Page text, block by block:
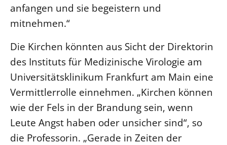
anfangen und sie begeistern und
mitnehmen.“
Die Kirchen könnten aus Sicht der Direktorin
des Instituts für Medizinische Virologie am
Universitätsklinikum Frankfurt am Main eine
Vermittlerrolle einnehmen. „Kirchen können
wie der Fels in der Brandung sein, wenn
Leute Angst haben oder unsicher sind“, so
die Professorin. „Gerade in Zeiten der
Finanzplanung
Fundraising
Corporate Design
Interventionsplan
Jahresgespräche
Kantine Speiseplan
Kirchliches Amtsblatt
Kirchliche Verwaltung